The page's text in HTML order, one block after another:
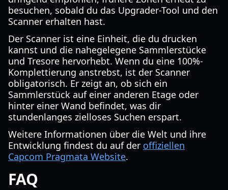
besuchen, sobald du das Upgrader-Tool und den
Scanner erhalten hast.
Der Scanner ist eine Einheit, die du drucken
kannst und die nahegelegene Sammlerstücke
und Tresore hervorhebt. Wenn du eine 100%-
Komplettierung anstrebst, ist der Scanner
obligatorisch. Er zeigt an, ob sich ein
Sammlerstück auf einer anderen Etage oder
hinter einer Wand befindet, was dir
stundenlanges zielloses Suchen erspart.
Weitere Informationen über die Welt und ihre
Entwicklung findest du auf der offiziellen
Capcom Pragmata Website.
FAQ